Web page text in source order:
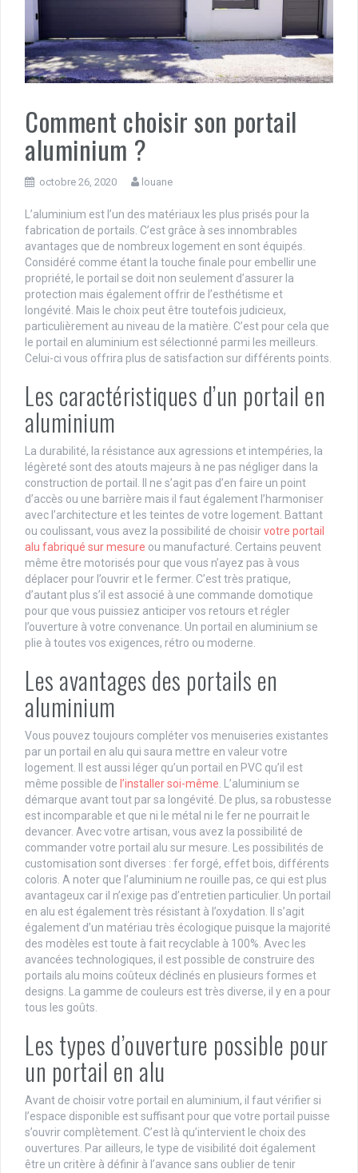
Comment choisir son portail
aluminium ?
octobre 26, 2020 louane
L’aluminium est l’un des matériaux les plus prisés pour la
fabrication de portails. C’est grâce à ses innombrables
avantages que de nombreux logement en sont équipés.
Considéré comme étant la touche finale pour embellir une
propriété, le portail se doit non seulement d’assurer la
protection mais également offrir de l’esthétisme et
longévité. Mais le choix peut être toutefois judicieux,
particulièrement au niveau de la matière. C’est pour cela que
le portail en aluminium est sélectionné parmi les meilleurs.
Celui-ci vous offrira plus de satisfaction sur différents points.
Les caractéristiques d’un portail en
aluminium
La durabilité, la résistance aux agressions et intempéries, la
légèreté sont des atouts majeurs à ne pas négliger dans la
construction de portail. Il ne s’agit pas d’en faire un point
d’accès ou une barrière mais il faut également l’harmoniser
avec l’architecture et les teintes de votre logement. Battant
ou coulissant, vous avez la possibilité de choisirvotre portail
alu fabriqué sur mesure ou manufacturé. Certains peuvent
même être motorisés pour que vous n’ayez pas à vous
déplacer pour l’ouvrir et le fermer. C’est très pratique,
d’autant plus s’il est associé à une commande domotique
pour que vous puissiez anticiper vos retours et régler
l’ouverture à votre convenance. Un portail en aluminium se
plie à toutes vos exigences, rétro ou moderne.
Les avantages des portails en
aluminium
Vous pouvez toujours compléter vos menuiseries existantes
par un portail en alu qui saura mettre en valeur votre
logement. Il est aussi léger qu’un portail en PVC qu’il est
même possible de l’installer soi-même. L’aluminium se
démarque avant tout par sa longévité. De plus, sa robustesse
est incomparable et que ni le métal ni le fer ne pourrait le
devancer. Avec votre artisan, vous avez la possibilité de
commander votre portail alu sur mesure. Les possibilités de
customisation sont diverses : fer forgé, effet bois, différents
coloris. A noter que l’aluminium ne rouille pas, ce qui est plus
avantageux car il n’exige pas d’entretien particulier. Un portail
en alu est également très résistant à l’oxydation. Il s’agit
également d’un matériau très écologique puisque la majorité
des modèles est toute à fait recyclable à 100%. Avec les
avancées technologiques, il est possible de construire des
portails alu moins coûteux déclinés en plusieurs formes et
designs. La gamme de couleurs est très diverse, il y en a pour
tous les goûts.
Les types d’ouverture possible pour
un portail en alu
Avant de choisir votre portail en aluminium, il faut vérifier si
l’espace disponible est suffisant pour que votre portail puisse
s’ouvrir complètement. C’est là qu’intervient le choix des
ouvertures. Par ailleurs, le type de visibilité doit également
être un critère à définir à l’avance sans oublier de tenir